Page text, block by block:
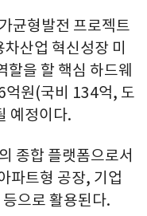
균형발전 프로젝트
산업 혁신성장 미
할을 할 핵심 하드웨
억원(국비 134억, 도
예정이다.
종합 플랫폼으로서
파트형 공장, 기업
으로 활용된다.